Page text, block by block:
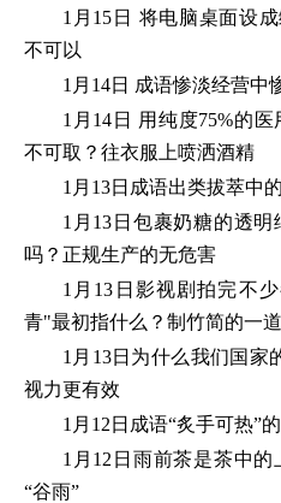
1月15日 将电脑桌面设
不可以
1月14日 成语惨淡经营中
1月14日 用纯度75%的
不可取？往衣服上喷洒酒精
1月13日成语出类拔萃中
1月13日包裹奶糖的透
吗？正规生产的无危害
1月13日影视剧拍完不
青"最初指什么？制竹简的一
1月13日为什么我们国家
视力更有效
1月12日成语“炙手可热”
1月12日雨前茶是茶中
“谷雨”